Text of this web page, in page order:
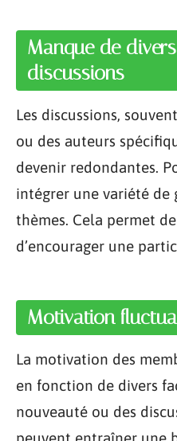
Manque de
discussions
Les discussions,
ou des auteurs
devenir redondantes.
intégrer une variété de
thèmes. Cela permet
d’encourager une
Motivation
La motivation des
en fonction de divers
nouveauté ou des
peuvent entraîner une